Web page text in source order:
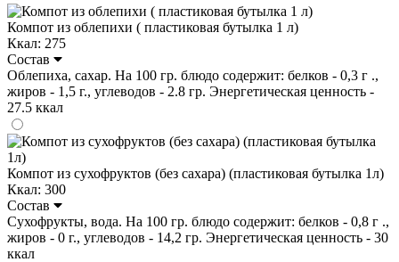
Компот из облепихи ( пластиковая бутылка 1 л)
Ккал: 275
Состав
Облепиха, сахар. На 100 гр. блюдо содержит: белков - 0,3 г .,
жиров - 1,5 г., углеводов - 2.8 гр. Энергетическая ценность -
27.5 ккал
Компот из сухофруктов (без сахара) (пластиковая бутылка 1л)
Ккал: 300
Состав
Сухофрукты, вода. На 100 гр. блюдо содержит: белков - 0,8 г .,
жиров - 0 г., углеводов - 14,2 гр. Энергетическая ценность - 30
ккал